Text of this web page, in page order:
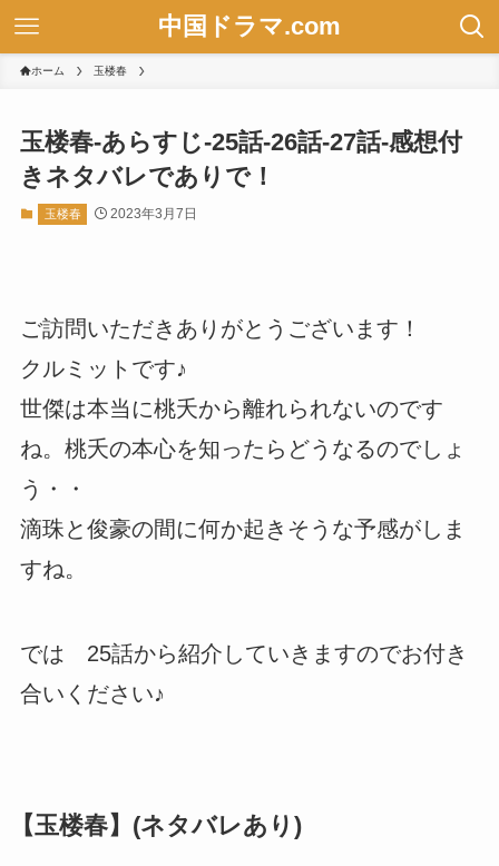
中国ドラマ.com
ホーム 玉楼春
玉楼春-あらすじ-25話-26話-27話-感想付
きネタバレでありで！
玉楼春 2023年3月7日
ご訪問いただきありがとうございます！
クルミットです♪
世傑は本当に桃夭から離れられないのです
ね。桃夭の本心を知ったらどうなるのでしょ
う・・
滴珠と俊豪の間に何か起きそうな予感がしま
すね。
では 25話から紹介していきますのでお付き
合いください♪
【玉楼春】(ネタバレあり)